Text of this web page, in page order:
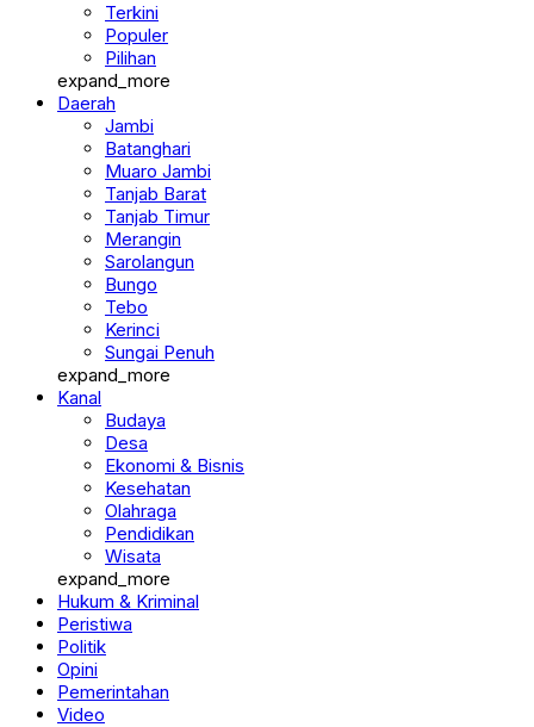
Populer
Pilihan
expand_more
Daerah
Jambi
Batanghari
Muaro Jambi
Tanjab Barat
Tanjab Timur
Merangin
Sarolangun
Bungo
Tebo
Kerinci
Sungai Penuh
expand_more
Kanal
Desa
Ekonomi & Bisnis
Kesehatan
Olahraga
Pendidikan
Wisata
expand_more
Hukum & Kriminal
Peristiwa
Politik
Opini
Pemerintahan
Video
Advertorial